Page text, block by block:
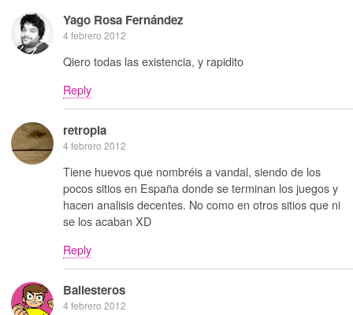
Yago Rosa Fernández
4 febrero 2012
Qiero todas las existencia, y rapidito
Reply
retropia
4 febrero 2012
Tiene huevos que nombréis a vandal, siendo de los
pocos sitios en España donde se terminan los juegos y
hacen analisis decentes. No como en otros sitios que ni
se los acaban XD
Reply
Ballesteros
4 febrero 2012